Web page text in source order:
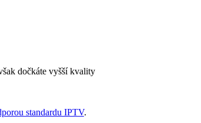
dočkáte vyšší kvality
standardu IPTV.